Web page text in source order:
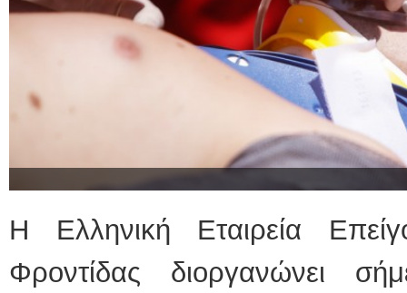
Η Ελληνική Εταιρεία
Φροντίδας διοργανώνει